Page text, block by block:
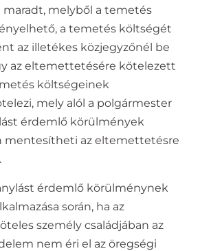
maradt, melyből a temetés
a temetés költségét
az illetékes közjegyzőnél be
az eltemettetésére kötelezett
költségeinek
mely alól a polgármester
érdemlő körülmények
mentesítheti az eltemettetésre
érdemlő körülménynek
során, ha az
személy családjában az
nem éri el az öregségi